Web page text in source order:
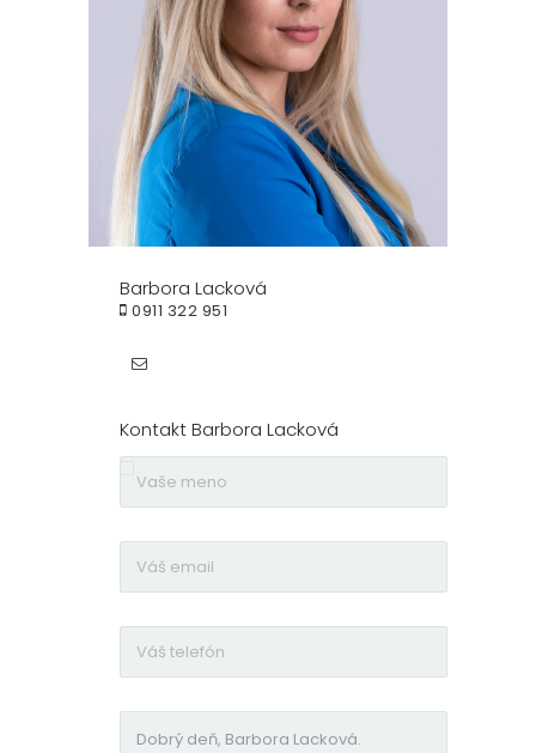
Barbora Lacková
0911 322 951
Kontakt Barbora Lacková